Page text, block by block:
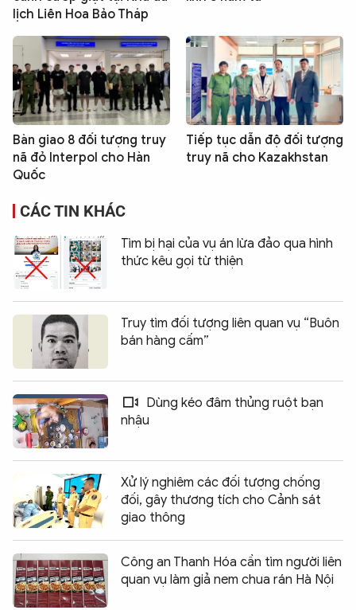
lịch Liên Hoa Bảo Tháp
Bàn giao 8 đối tượng truy
nã đỏ Interpol cho Hàn
Quốc
Tiếp tục dẫn độ đối tượng
truy nã cho Kazakhstan
CÁC TIN KHÁC
Tìm bị hại của vụ án lừa đảo qua hình
thức kêu gọi từ thiện
Truy tìm đối tượng liên quan vụ “Buôn
bán hàng cấm”
Dùng kéo đâm thủng ruột bạn
nhậu
Xử lý nghiêm các đối tượng chống
đối, gây thương tích cho Cảnh sát
giao thông
Công an Thanh Hóa cần tìm người liên
quan vụ làm giả nem chua rán Hà Nội